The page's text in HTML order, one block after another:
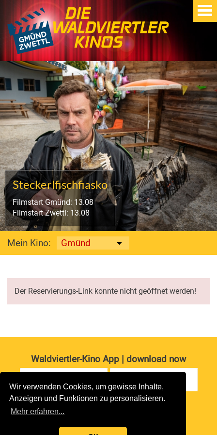
Wir verwenden Cookies, um gewisse Inhalte,
Anzeigen und Funktionen zu personalisieren.
Mehr erfahren...
Steckerlfischfiasko
Filmstart Gmünd: 13.08
Filmstart Zwettl: 13.08
Mein Kino:
Der Reservierungs-Link konnte nicht geöffnet werden!
Waldviertler-Kino App | download now
copyright 2026 waldviertler-kinos